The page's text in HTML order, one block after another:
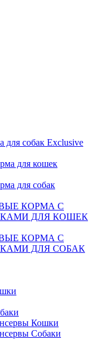
для собак Exclusive
для кошек
для собак
КОРМА С
ДЛЯ КОШЕК
КОРМА С
ДЛЯ СОБАК
Кошки
Собаки